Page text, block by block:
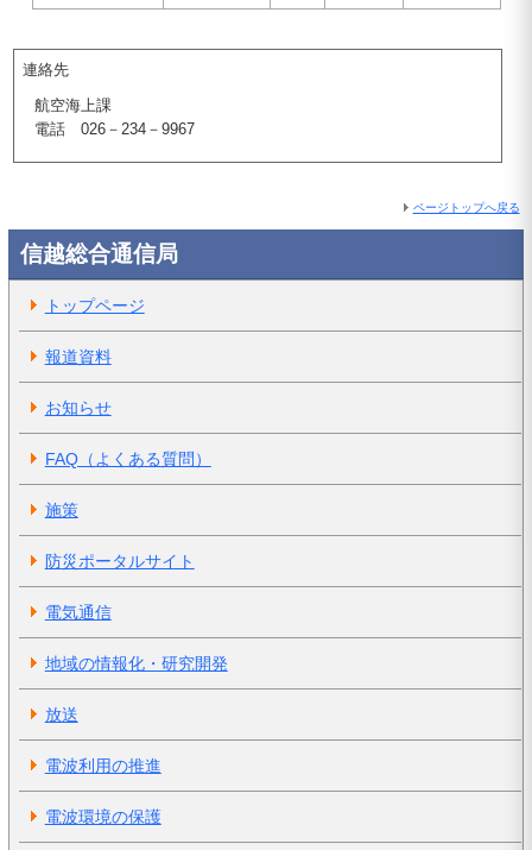
連絡先
航空海上課
電話 026－234－9967
ページトップへ戻る
信越総合通信局
トップページ
報道資料
お知らせ
FAQ（よくある質問）
施策
防災ポータルサイト
電気通信
地域の情報化・研究開発
放送
電波利用の推進
電波環境の保護